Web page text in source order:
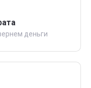
деньги